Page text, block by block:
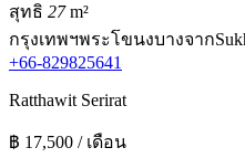
สุทธิ 27m²
กรุงเทพฯพระโขนงบางจาก
+66-829825641
Ratthawit Serirat
฿ 17,500 / เดือน